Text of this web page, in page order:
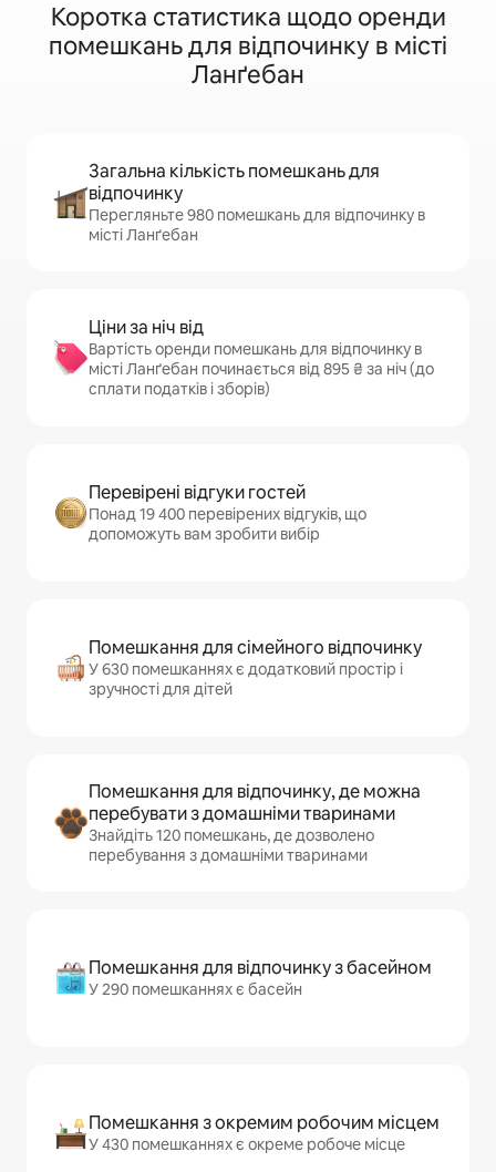
Коротка статистика щодо оренди
помешкань для відпочинку в місті
Ланґебан
Загальна кількість помешкань для
відпочинку
Перегляньте 980 помешкань для відпочинку в
місті Ланґебан
Ціни за ніч від
Вартість оренди помешкань для відпочинку в
місті Ланґебан починається від 895 ₴ за ніч (до
сплати податків і зборів)
Перевірені відгуки гостей
Понад 19 400 перевірених відгуків, що
допоможуть вам зробити вибір
Помешкання для сімейного відпочинку
У 630 помешканнях є додатковий простір і
зручності для дітей
Помешкання для відпочинку, де можна
перебувати з домашніми тваринами
Знайдіть 120 помешкань, де дозволено
перебування з домашніми тваринами
Помешкання для відпочинку з басейном
У 290 помешканнях є басейн
Помешкання з окремим робочим місцем
У 430 помешканнях є окреме робоче місце